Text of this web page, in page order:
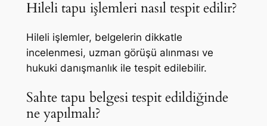
Hileli tapu işlemleri nasıl tespit edilir?
Hileli işlemler, belgelerin dikkatle
incelenmesi, uzman görüşü alınması ve
hukuki danışmanlık ile tespit edilebilir.
Sahte tapu belgesi tespit edildiğinde
ne yapılmalı?